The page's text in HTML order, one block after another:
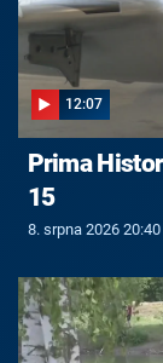
12:07
Prima
15
8. srpna 2026 20:40